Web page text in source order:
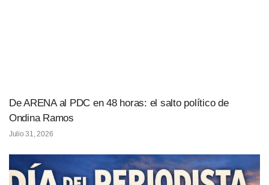
De ARENA al PDC en 48 horas: el salto político de
Ondina Ramos
Julio 31, 2026